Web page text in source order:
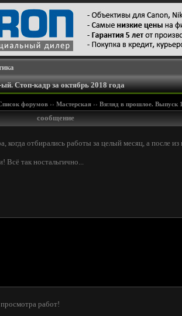
Стоп-кадр за октябрь 2018 года
форумов›› Мастерская›› Взгляд в прошлое. Выпуск
сообщение
когда отбирались работы за целый месяц, а после из
так ностальгично...
работ!